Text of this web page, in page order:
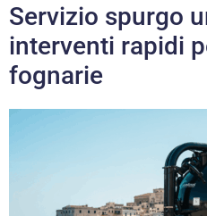
Servizio spurgo
interventi rapidi
fognarie